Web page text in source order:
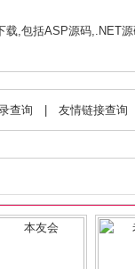
载,包括ASP源码,.NET
查询 友情链接查询